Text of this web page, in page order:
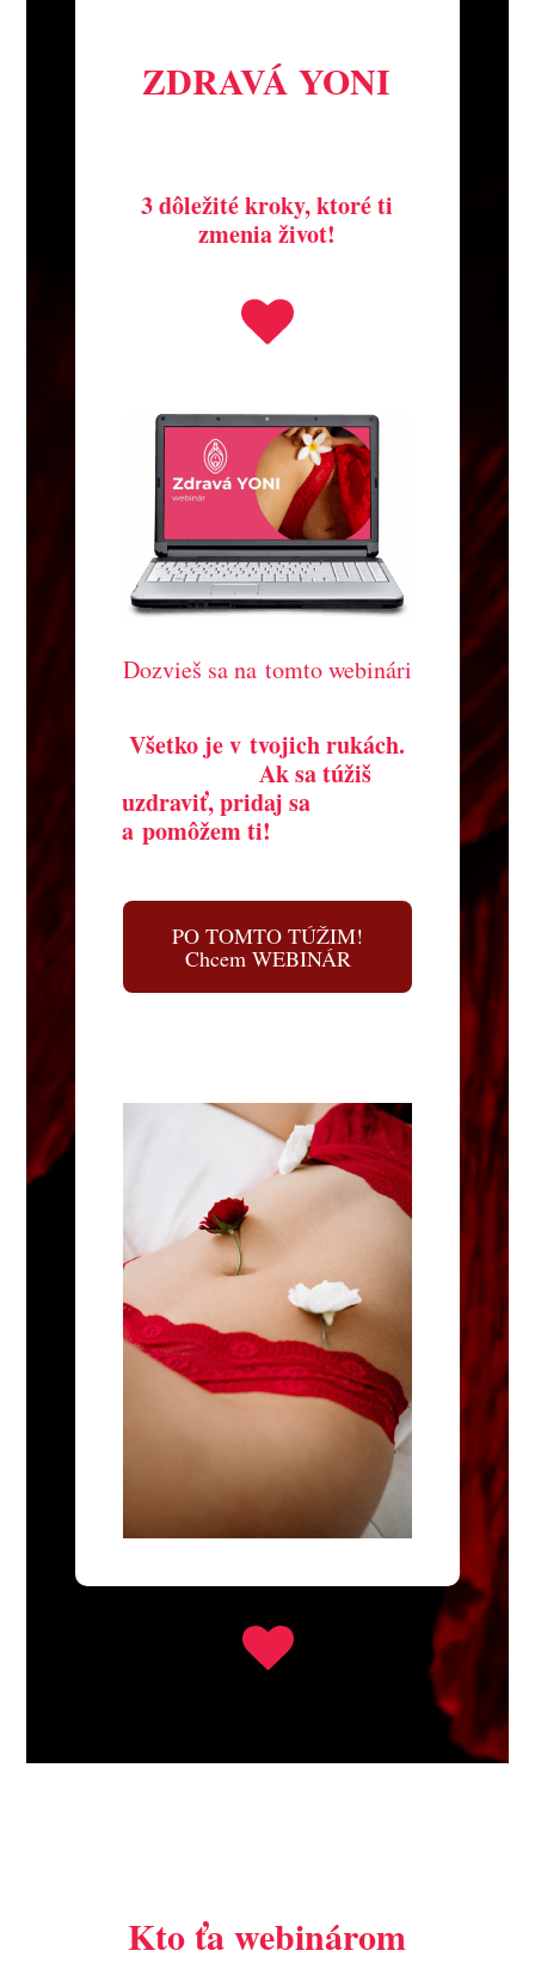
ZDRAVÁ YONI
3 dôležité kroky, ktoré ti
zmenia život!
Dozvieš sa na tomto webinári
Všetko je v tvojich rukách.
Ak sa túžiš
uzdraviť, pridaj sa
a pomôžem ti!
PO TOMTO TÚŽIM!
Chcem WEBINÁR
Kto ťa webinárom